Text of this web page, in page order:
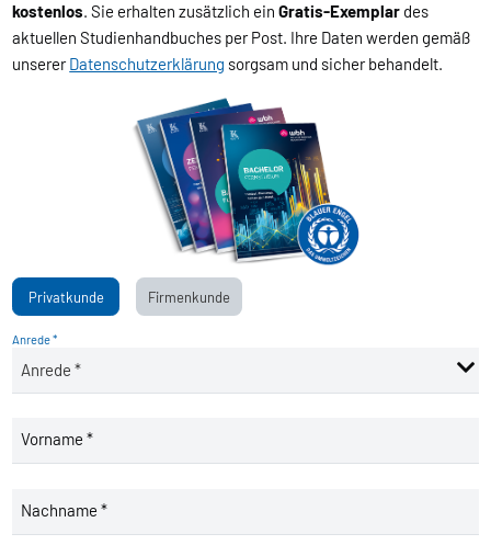
kostenlos. Sie erhalten zusätzlich einGratis-Exemplar des
aktuellen Studienhandbuches per Post. Ihre Daten werden gemäß
unsererDatenschutzerklärung sorgsam und sicher behandelt.
Privatkunde Firmenkunde
Anrede *
Vorname *
Nachname *